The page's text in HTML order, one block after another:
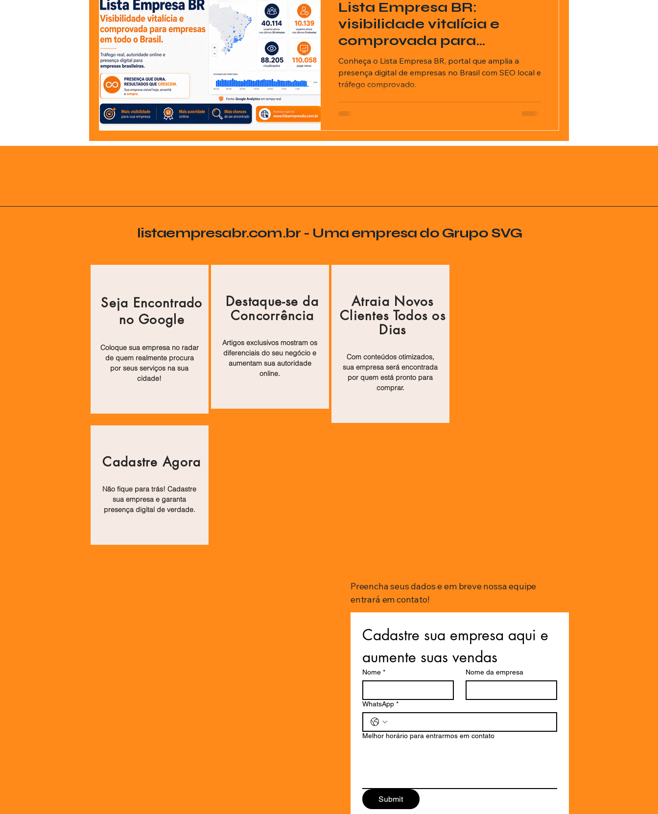
Lista Empresa BR:
visibilidade vitalícia e
comprovada para
empresas em todo o Brasil
Conheça o Lista Empresa BR, portal que amplia a
presença digital de empresas no Brasil com SEO local e
tráfego comprovado.
listaempresabr.com.br - Uma empresa do Grupo SVG
Seja Encontrado
no Google
Coloque sua empresa no radar
de quem realmente procura
por seus serviços na sua
cidade!
Destaque-se da
Concorrência
Artigos exclusivos mostram os
diferenciais do seu negócio e
aumentam sua autoridade
online.
Atraia Novos
Clientes Todos os
Dias
Com conteúdos otimizados,
sua empresa será encontrada
por quem está pronto para
comprar.
Cadastre Agora
Não fique para trás! Cadastre
sua empresa e garanta
presença digital de verdade.
Preencha seus dados e em breve nossa equipe
entrará em contato!
Cadastre sua empresa aqui e
aumente suas vendas
Nome * Nome da empresa
WhatsApp *
Melhor horário para entrarmos em contato
Submit